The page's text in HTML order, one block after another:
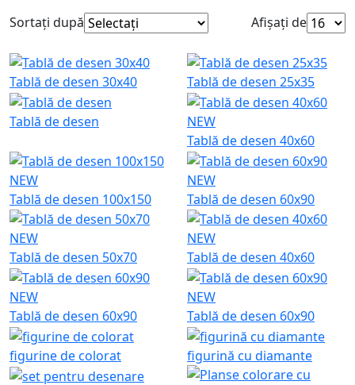
Sortați după
Afișați de
Tablă de desen 30x40 Tablă de desen 25x35
Tablă de desen
NEW
Tablă de desen 40x60
NEW
Tablă de desen 100x150
NEW
Tablă de desen 60x90
NEW
Tablă de desen 50x70
NEW
Tablă de desen 40x60
NEW
Tablă de desen 60x90
NEW
Tablă de desen 60x90
figurine de colorat figurină cu diamante